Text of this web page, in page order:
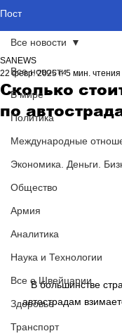
Пост
Все новости
В мире
Политика
Международные
Экономика. Деньги.
Общество
Армия
Аналитика
Наука и Технологии
Все о Швейцарии
Здоровье
Транспорт
Все новости
Сколько
по
SANEWS
22 февр. 2025 г. 5 мин. чтения
В большинстве
автострадам